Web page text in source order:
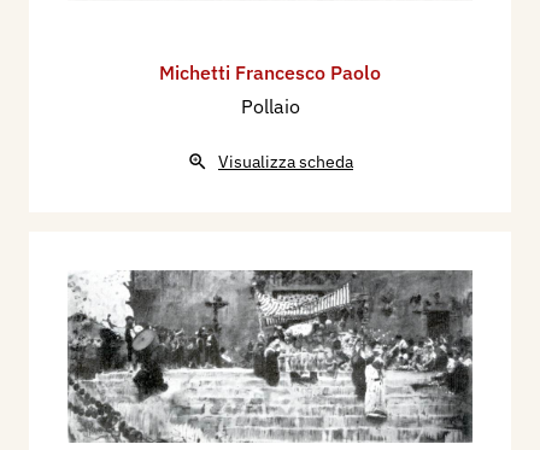
Michetti Francesco Paolo
Pollaio
Visualizza scheda